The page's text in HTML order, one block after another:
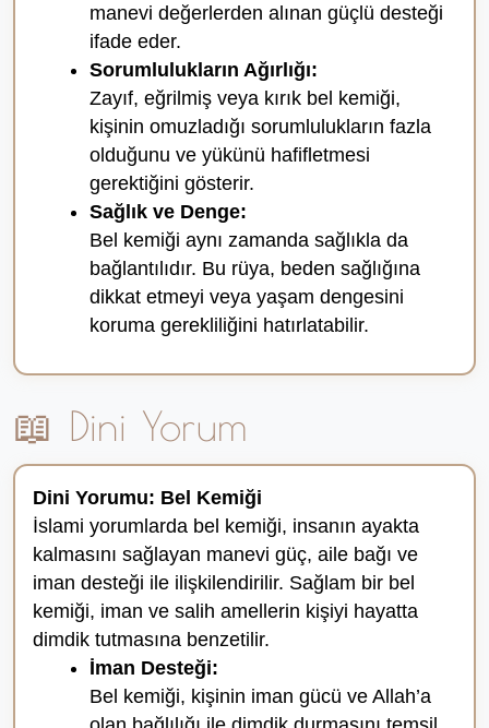
manevi değerlerden alınan güçlü desteği
ifade eder.
Sorumlulukların Ağırlığı:
Zayıf, eğrilmiş veya kırık bel kemiği,
kişinin omuzladığı sorumlulukların fazla
olduğunu ve yükünü hafifletmesi
gerektiğini gösterir.
Sağlık ve Denge:
Bel kemiği aynı zamanda sağlıkla da
bağlantılıdır. Bu rüya, beden sağlığına
dikkat etmeyi veya yaşam dengesini
koruma gerekliliğini hatırlatabilir.
📖 Dini Yorum
Dini Yorumu: Bel Kemiği
İslami yorumlarda bel kemiği, insanın ayakta
kalmasını sağlayan manevi güç, aile bağı ve
iman desteği ile ilişkilendirilir. Sağlam bir bel
kemiği, iman ve salih amellerin kişiyi hayatta
dimdik tutmasına benzetilir.
İman Desteği:
Bel kemiği, kişinin iman gücü ve Allah’a